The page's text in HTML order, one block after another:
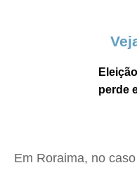
perde
Em Roraima, no